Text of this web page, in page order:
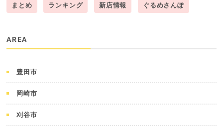
まとめ ランキング 新店情報 ぐるめさんぽ
AREA
豊田市
岡崎市
刈谷市